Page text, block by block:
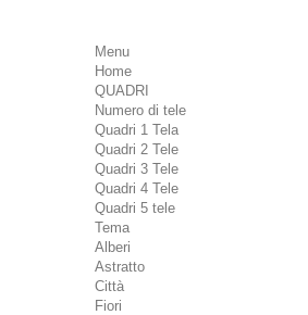
Menu
Home
QUADRI
Numero di tele
Quadri 1 Tela
Quadri 2 Tele
Quadri 3 Tele
Quadri 4 Tele
Quadri 5 tele
Tema
Alberi
Astratto
Città
Fiori